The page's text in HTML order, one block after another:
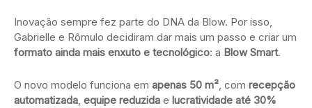
Inovação sempre fez parte do DNA da Blow. Por isso,
Gabrielle e Rômulo decidiram dar mais um passo e criar um
formato ainda mais enxuto e tecnológico: a Blow Smart.
O novo modelo funciona em apenas 50 m², com recepção
automatizada, equipe reduzida e lucratividade até 30%